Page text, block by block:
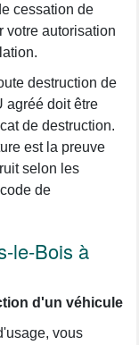
cessation de
votre autorisation
destruction de
agréé doit être
de destruction.
est la preuve
selon les
de
le-Bois à
d'un véhicule
vous